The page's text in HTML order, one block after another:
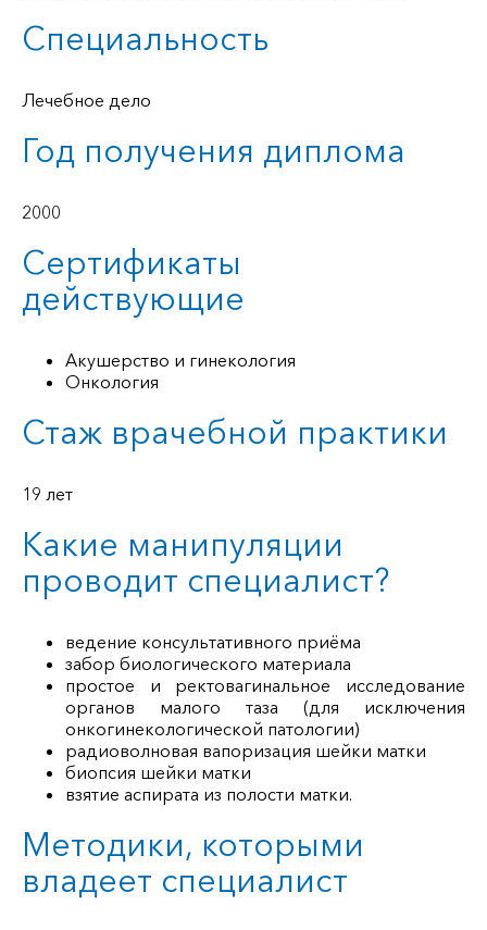
Специальность
Лечебное дело
Год получения диплома
2000
Сертификаты
действующие
Акушерство и гинекология
Онкология
Стаж врачебной практики
19 лет
Какие манипуляции
проводит специалист?
ведение консультативного приёма
забор биологического материала
простое и ректовагинальное исследование
органов малого таза (для исключения
онкогинекологической патологии)
радиоволновая вапоризация шейки матки
биопсия шейки матки
взятие аспирата из полости матки.
Методики, которыми
владеет специалист